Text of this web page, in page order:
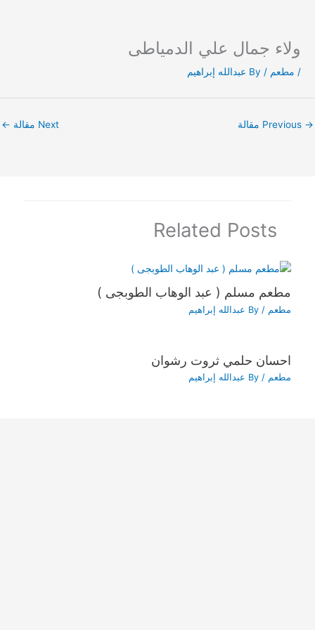
content
ولاء جمال علي الدمياطى
/ مطعم / By عبدالله إبراهيم
→ Next مقالة ←
Related Posts
مطعم مسلم ( عبد الوهاب الطوبجى )
مطعم / By عبدالله إبراهيم
احسان حلمي ثروت رشوان
مطعم / By عبدالله إبراهيم